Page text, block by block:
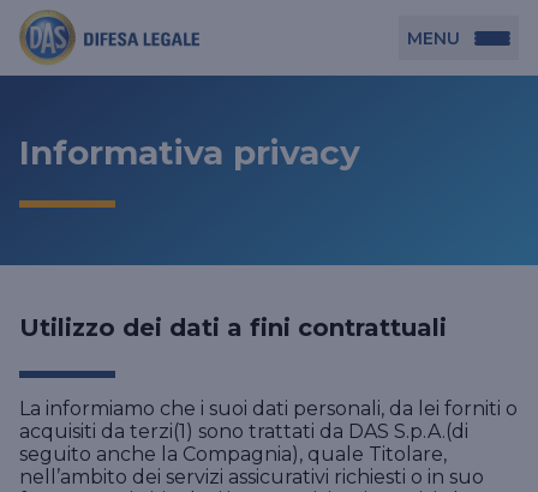
Azienda
DAS Tutela Associazioni Novità
DAS in Condominio
DAS Circolazione Business
DAS Tutela Manager P. Fisica
Cerca Agenzia
MENU
Informativa privacy
Utilizzo dei dati a fini contrattuali
La informiamo che i suoi dati personali, da lei forniti o
acquisiti da terzi(1) sono trattati da DAS S.p.A.(di
seguito anche la Compagnia), quale Titolare,
nell’ambito dei servizi assicurativi richiesti o in suo